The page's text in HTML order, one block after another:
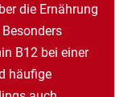
die Ernährung
B12 bei einer
häufige